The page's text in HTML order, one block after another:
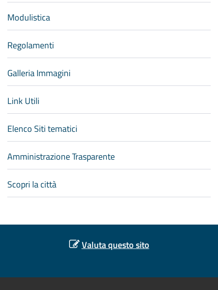
Modulistica
Regolamenti
Galleria Immagini
Link Utili
Elenco Siti tematici
Amministrazione Trasparente
Scopri la città
Valuta questo sito